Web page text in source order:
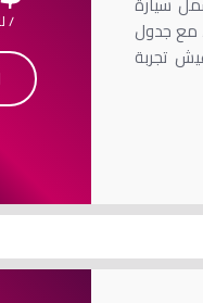
مع جدول
تجربة
/